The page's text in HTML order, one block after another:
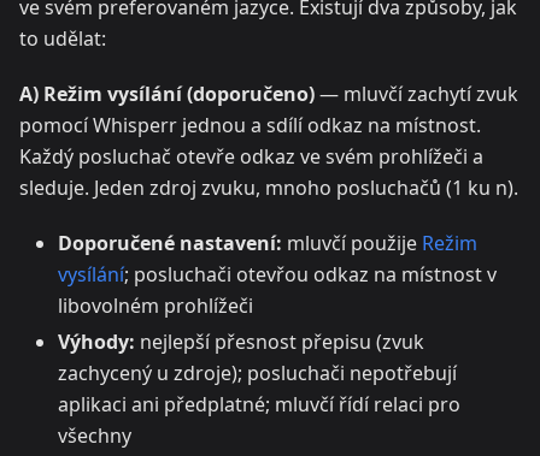
ve svém preferovaném jazyce. Existují dva způsoby, jak
to udělat:
A) Režim vysílání (doporučeno)— mluvčí zachytí zvuk
pomocí Whisperr jednou a sdílí odkaz na místnost.
Každý posluchač otevře odkaz ve svém prohlížeči a
sleduje. Jeden zdroj zvuku, mnoho posluchačů (1 ku n).
Doporučené nastavení: mluvčí použije Režim
vysílání; posluchači otevřou odkaz na místnost v
libovolném prohlížeči
Výhody: nejlepší přesnost přepisu (zvuk
zachycený u zdroje); posluchači nepotřebují
aplikaci ani předplatné; mluvčí řídí relaci pro
všechny